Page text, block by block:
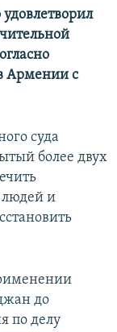
Армении с
суда
более двух
людей и
до
по делу